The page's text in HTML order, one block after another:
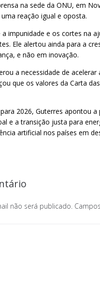
na sede da ONU, em
reação igual e oposta.
impunidade e os cortes na
Ele alertou ainda para a
e não em inovação.
a necessidade de
que os valores da Carta
2026, Guterres apontou
e a transição justa para
artificial nos países em
não será publicado.